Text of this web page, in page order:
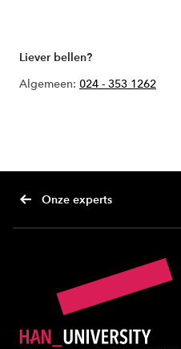
Liever bellen?
Algemeen: 024 - 353 1262
Onze experts